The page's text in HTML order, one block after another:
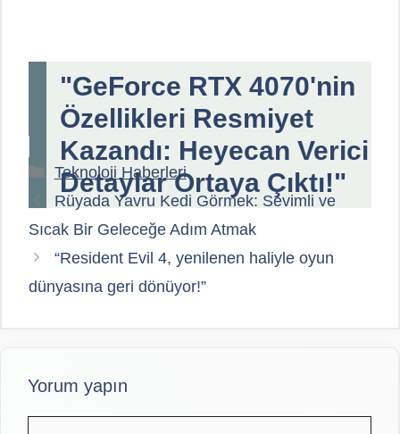
"GeForce RTX 4070'nin
Özellikleri Resmiyet
Kazandı: Heyecan Verici
Detaylar Ortaya Çıktı!"
Kategoriler
Teknoloji Haberleri
Rüyada Yavru Kedi Görmek: Sevimli ve
Sıcak Bir Geleceğe Adım Atmak
“Resident Evil 4, yenilenen haliyle oyun
dünyasına geri dönüyor!”
Yorum yapın